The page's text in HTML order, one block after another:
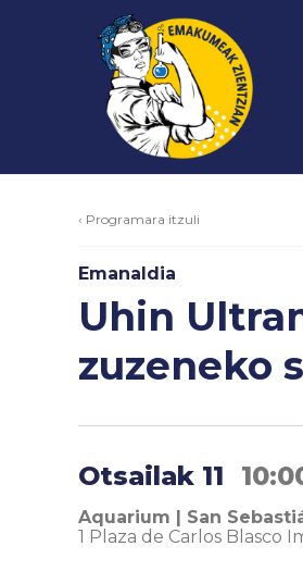
‹ Programara itzuli
Emanaldia
Uhin
zuzeneko
Otsailak 11
Aquarium | San
1 Plaza de Carlos Blasco